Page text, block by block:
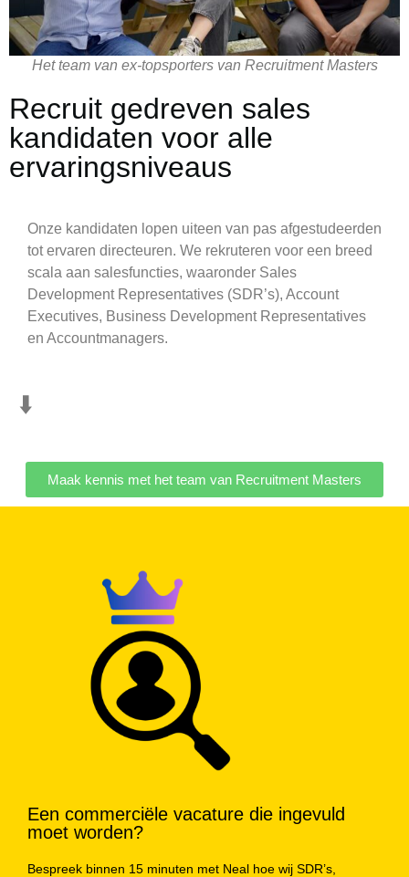
Het team van ex-topsporters van Recruitment Masters
Recruit gedreven sales
kandidaten voor alle
ervaringsniveaus
Onze kandidaten lopen uiteen van pas afgestudeerden
tot ervaren directeuren. We rekruteren voor een breed
scala aan salesfuncties, waaronder Sales
Development Representatives (SDR’s), Account
Executives, Business Development Representatives
en Accountmanagers.
⬇️
Maak kennis met het team van Recruitment Masters
Een commerciële vacature die ingevuld
moet worden?
Bespreek binnen 15 minuten met Neal hoe wij SDR’s,